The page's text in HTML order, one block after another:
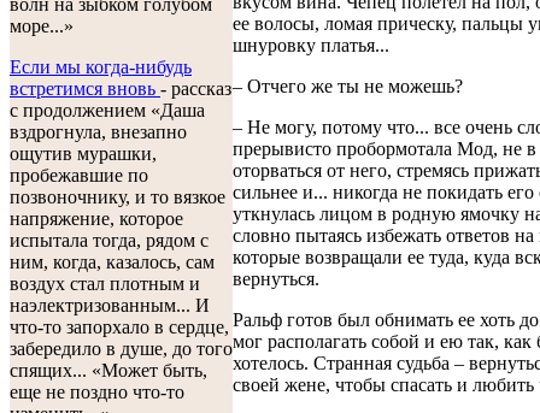
волн на зыбком голубом
море...»
Если мы когда-нибудь
встретимся вновь - рассказ
с продолжением «Даша
вздрогнула, внезапно
ощутив мурашки,
пробежавшие по
позвоночнику, и то вязкое
напряжение, которое
испытала тогда, рядом с
ним, когда, казалось, сам
воздух стал плотным и
наэлектризованным... И
что-то запорхало в сердце,
забередило в душе, до того
спящих... «Может быть,
еще не поздно что-то
ее волосы, ломая прическу, пальцы
шнуровку платья...
– Отчего же ты не можешь?
– Не могу, потому что... все очень
прерывисто пробормотала Мод, не в
оторваться от него, стремясь
сильнее и... никогда не покидать
уткнулась лицом в родную ямочку
словно пытаясь избежать ответов
которые возвращали ее туда, куда
вернуться.
Ральф готов был обнимать ее хоть
мог располагать собой и ею так,
хотелось. Странная судьба –
своей жене, чтобы спасать и